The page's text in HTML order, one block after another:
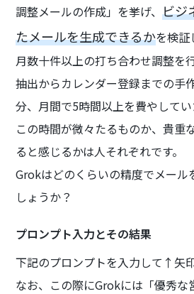
調整メールの作成」を挙げ、ビジ
たメールを生成できるかを検証
月数十件以上の打ち合わせ調整を
抽出からカレンダー登録までの手
分、月間で5時間以上を費やしてい
この時間が微々たるものか、貴重
ると感じるかは人それぞれです。
Grokはどのくらいの精度でメール
しょうか？
プロンプト入力とその結果
下記のプロンプトを入力して↑矢
なお、この際にGrokには「優秀な